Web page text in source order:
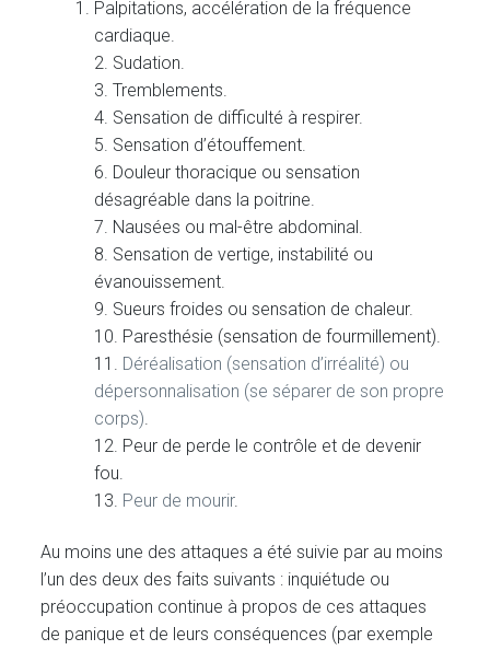
Palpitations, accélération de la fréquence
cardiaque.
2. Sudation.
3. Tremblements.
4. Sensation de difficulté à respirer.
5. Sensation d’étouffement.
6. Douleur thoracique ou sensation
désagréable dans la poitrine.
7. Nausées ou mal-être abdominal.
8. Sensation de vertige, instabilité ou
évanouissement.
9. Sueurs froides ou sensation de chaleur.
10. Paresthésie (sensation de fourmillement).
11. Déréalisation (sensation d’irréalité) ou
dépersonnalisation (se séparer de son propre
corps)
12. Peur de perde le contrôle et de devenir
fou.
13. Peur de mourir.
Au moins une des attaques a été suivie par au moins
l’un des deux des faits suivants : inquiétude ou
préoccupation continue à propos de ces attaques
de panique et de leurs conséquences (par exemple